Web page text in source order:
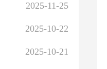
2025-11-25
2025-10-22
2025-10-21